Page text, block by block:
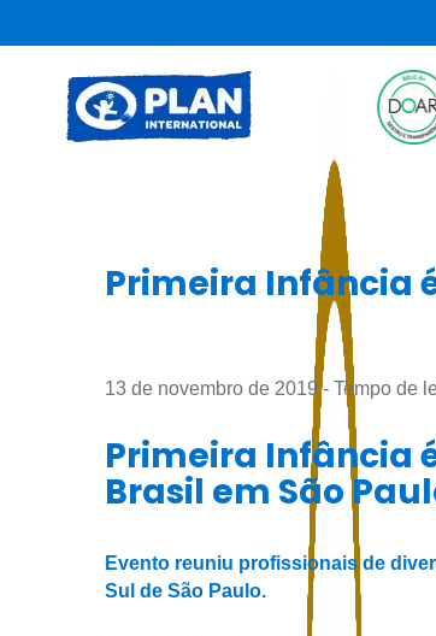
Primeira Infância
13 de novembro de 2019 - Tempo de
Primeira Infância
Brasil em São
Evento reuniu profissionais de
Sul de São Paulo.